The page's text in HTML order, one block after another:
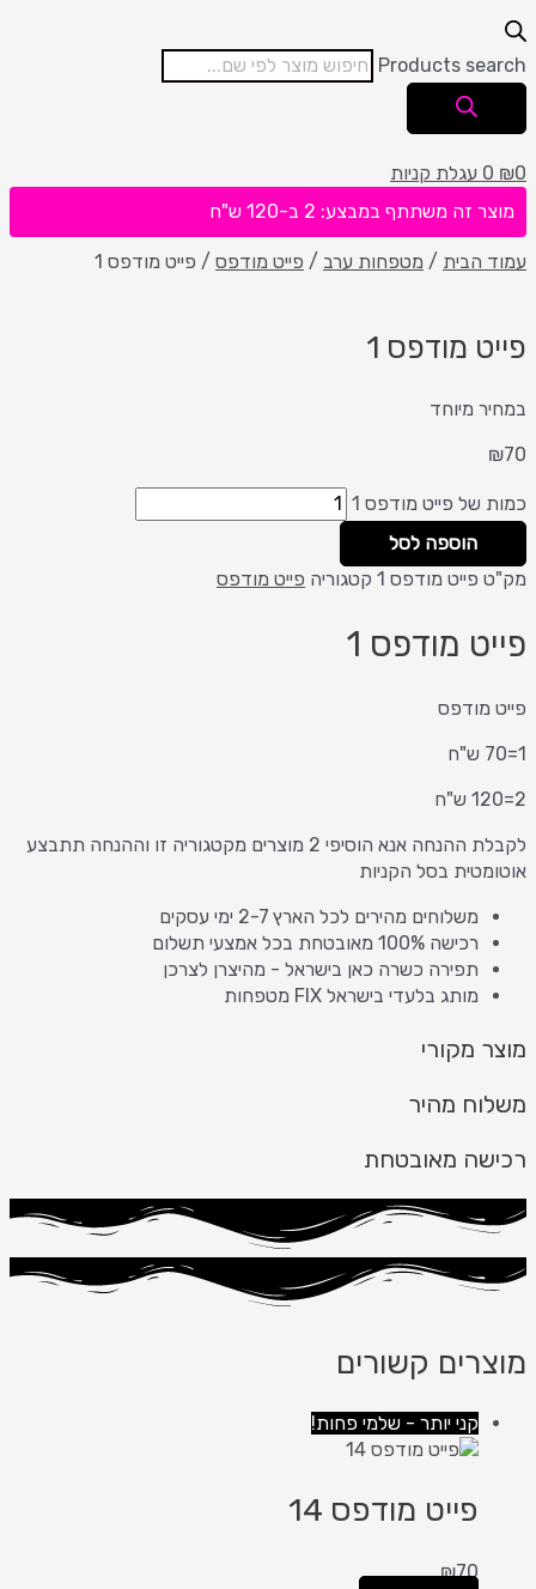
Products search
₪0
0 עגלת קניות
מוצר זה משתתף במבצע: 2 ב-120 ש"ח
עמוד הבית / מטפחות ערב / פייט מודפס / פייט מודפס 1
פייט מודפס 1
במחיר מיוחד
₪70
כמות של פייט מודפס 1
הוספה לסל
מק"ט פייט מודפס 1 קטגוריה פייט מודפס
פייט מודפס 1
פייט מודפס
1=70 ש"ח
2=120 ש"ח
לקבלת ההנחה אנא הוסיפי 2 מוצרים מקטגוריה זו וההנחה תתבצע
אוטומטית בסל הקניות
משלוחים מהירים לכל הארץ 2-7 ימי עסקים
רכישה 100% מאובטחת בכל אמצעי תשלום
תפירה כשרה כאן בישראל - מהיצרן לצרכן
מותג בלעדי בישראל FIX מטפחות
מוצר מקורי
משלוח מהיר
רכישה מאובטחת
מוצרים קשורים
קני יותר - שלמי פחות!
פייט מודפס 14
₪70